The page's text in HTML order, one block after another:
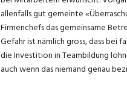
allenfalls gut gemeinte
Firmenchefs das gemeinsame
Gefahr ist nämlich gross, dass bei
die Investition in Teambildung
auch wenn das niemand genau